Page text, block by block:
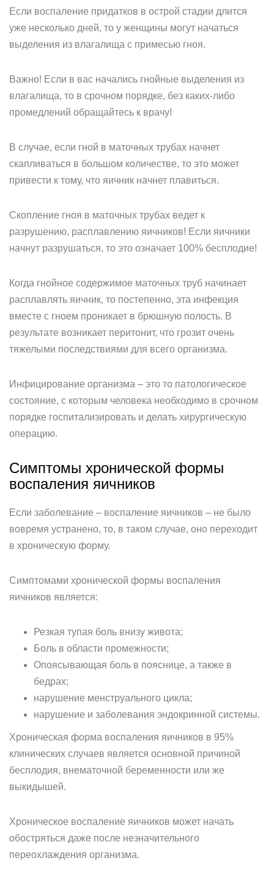
Если воспаление придатков в острой стадии длится
уже несколько дней, то у женщины могут начаться
выделения из влагалища с примесью гноя.
Важно! Если в вас начались гнойные выделения из
влагалища, то в срочном порядке, без каких-либо
промедлений обращайтесь к врачу!
В случае, если гной в маточных трубах начнет
скапливаться в большом количестве, то это может
привести к тому, что яичник начнет плавиться.
Скопление гноя в маточных трубах ведет к
разрушению, расплавлению яичников! Если яичники
начнут разрушаться, то это означает 100% бесплодие!
Когда гнойное содержимое маточных труб начинает
расплавлять яичник, то постепенно, эта инфекция
вместе с гноем проникает в брюшную полость. В
результате возникает перитонит, что грозит очень
тяжелыми последствиями для всего организма.
Инфицирование организма – это то патологическое
состояние, с которым человека необходимо в срочном
порядке госпитализировать и делать хирургическую
операцию.
Симптомы хронической формы
воспаления яичников
Если заболевание – воспаление яичников – не было
вовремя устранено, то, в таком случае, оно переходит
в хроническую форму.
Симптомами хронической формы воспаления
яичников является:
Резкая тупая боль внизу живота;
Боль в области промежности;
Опоясывающая боль в пояснице, а также в
бедрах;
нарушение менструального цикла;
нарушение и заболевания эндокринной системы.
Хроническая форма воспаления яичников в 95%
клинических случаев является основной причиной
бесплодия, внематочной беременности или же
выкидышей.
Хроническое воспаление яичников может начать
обостряться даже после незначительного
переохлаждения организма.